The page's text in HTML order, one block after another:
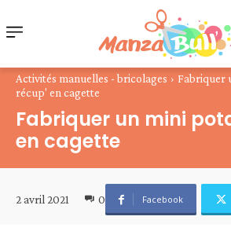
Activités manuelles - bricolages
Fabriquer
récup' en cagette
Fabriquer un mini
en cagette
2 avril 2021 0 Facebook